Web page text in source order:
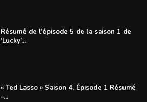
Résumé de l’épisode 5 de la saison 1 de
‘Lucky’...
« Ted Lasso » Saison 4, Épisode 1 Résumé
–...